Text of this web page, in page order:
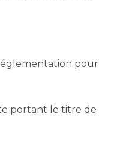
pour
portant le titre de